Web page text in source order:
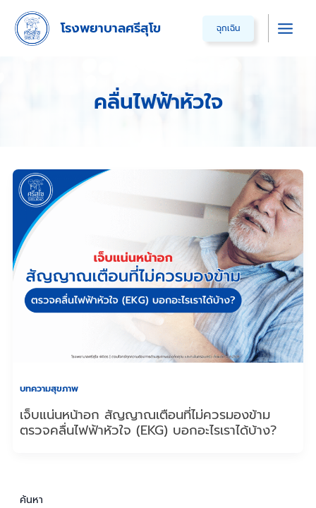
content
โรงพยาบาลศรีสุโข ฉุกเฉิน
Main
คลื่นไฟฟ้าหัวใจ
บทความสุขภาพ
เจ็บแน่นหน้าอก สัญญาณเตือนที่ไม่ควรมองข้าม
ตรวจคลื่นไฟฟ้าหัวใจ (EKG) บอกอะไรเราได้บ้าง?
ค้นหา